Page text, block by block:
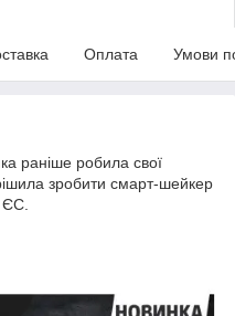
Оплата Умови
раніше робила свої
зробити смарт-шейкер
ЄС.